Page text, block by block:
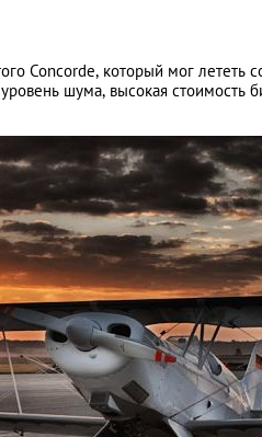
Concorde, который мог лететь
шума, высокая стоимость